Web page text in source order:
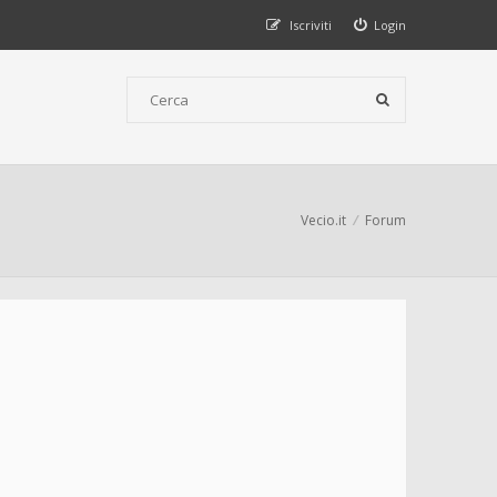
Login
Iscriviti
Vecio.it Forum